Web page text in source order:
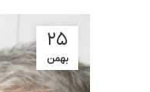
۲۵
بهمن